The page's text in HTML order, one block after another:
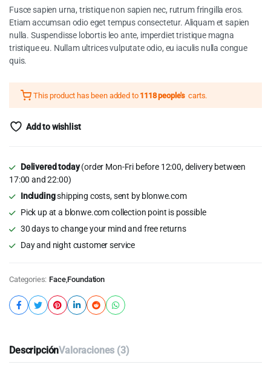
was:
$45.00.
is:
$41.00.
Fusce sapien urna, tristique non sapien nec, rutrum fringilla eros.
Etiam accumsan odio eget tempus consectetur. Aliquam et sapien
nulla. Suspendisse lobortis leo ante, imperdiet tristique magna
tristique eu. Nullam ultrices vulputate odio, eu iaculis nulla congue
quis.
This product has been added to 1118 people's carts.
Add to wishlist
Delivered today(order Mon-Fri before 12:00, delivery between
17:00 and 22:00)
Includingshipping costs, sent by blonwe.com
Pick up at a blonwe.com collection point is possible
30 days to change your mind and free returns
Day and night customer service
Categories: Face,Foundation
DescripciónValoraciones (3)